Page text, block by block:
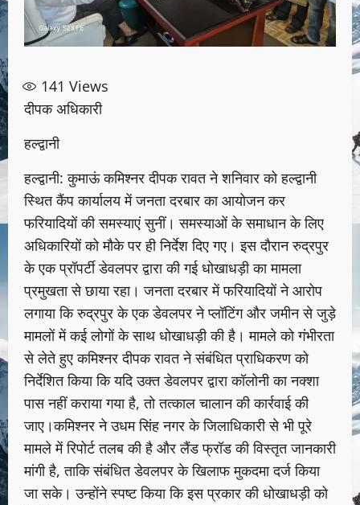
141 Views
दीपक अधिकारी
हल्द्वानी
हल्द्वानी: कुमाऊं कमिश्नर दीपक रावत ने शनिवार को हल्द्वानी
स्थित कैंप कार्यालय में जनता दरबार का आयोजन कर
फरियादियों की समस्याएं सुनीं। समस्याओं के समाधान के लिए
अधिकारियों को मौके पर ही निर्देश दिए गए। इस दौरान रुद्रपुर
के एक प्रॉपर्टी डेवलपर द्वारा की गई धोखाधड़ी का मामला
प्रमुखता से छाया रहा। जनता दरबार में फरियादियों ने आरोप
लगाया कि रुद्रपुर के एक डेवलपर ने प्लॉटिंग और जमीन से जुड़े
मामलों में कई लोगों के साथ धोखाधड़ी की है। मामले को गंभीरता
से लेते हुए कमिश्नर दीपक रावत ने संबंधित प्राधिकरण को
निर्देशित किया कि यदि उक्त डेवलपर द्वारा कॉलोनी का नक्शा
पास नहीं कराया गया है, तो तत्काल चालान की कार्रवाई की
जाए।कमिश्नर ने उधम सिंह नगर के जिलाधिकारी से भी पूरे
मामले में रिपोर्ट तलब की है और लैंड फ्रॉड की विस्तृत जानकारी
मांगी है, ताकि संबंधित डेवलपर के खिलाफ मुकदमा दर्ज किया
जा सके। उन्होंने स्पष्ट किया कि इस प्रकार की धोखाधड़ी को